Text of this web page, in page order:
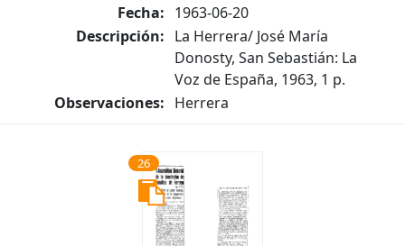
Fecha: 1963-06-20
Descripción: La Herrera/ José María
Donosty, San Sebastián: La
Voz de España, 1963, 1 p.
Observaciones: Herrera
26